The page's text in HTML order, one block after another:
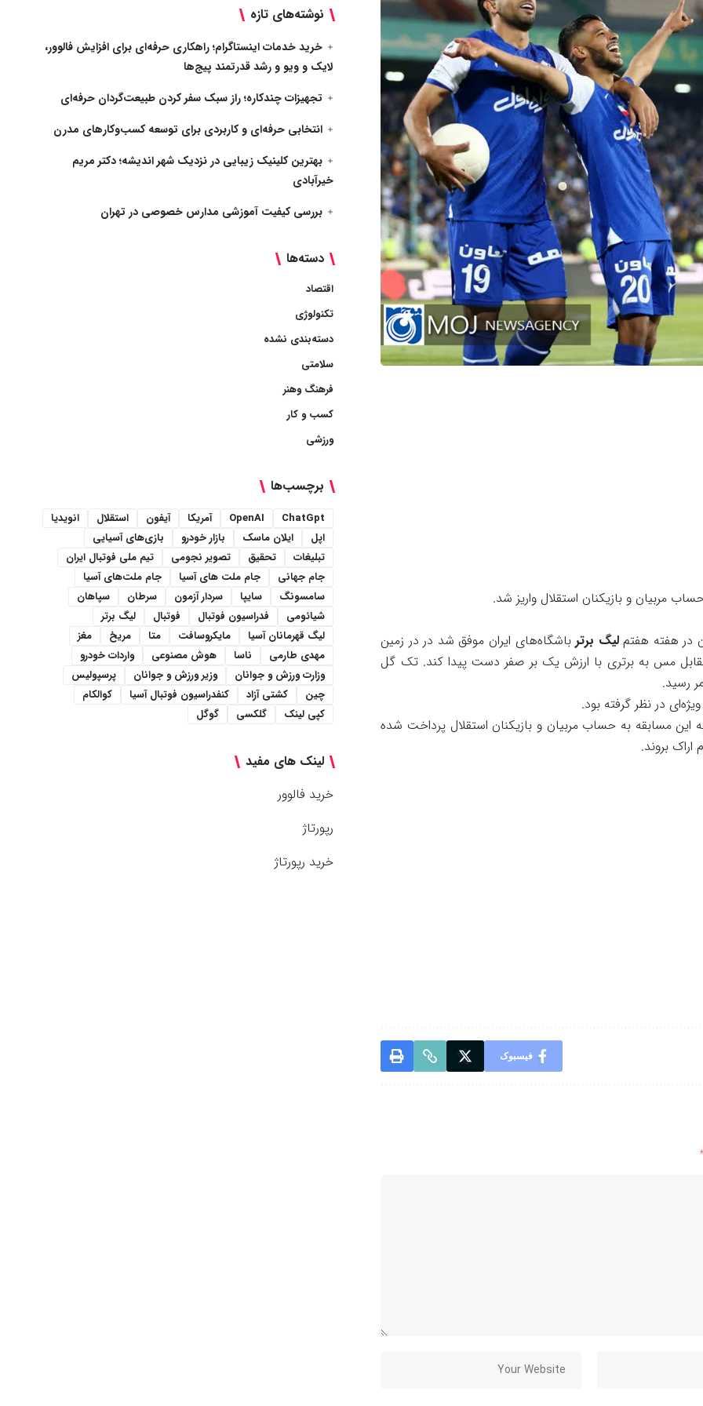
مربیان و بازیکنان استقلال واریز شد.
در هفته هفتملیگ برترباشگاه‌های ایران موفق شد در در زمین
مقابل مس به برتری با ارزش یک بر صفر دست پیدا کند. تک گل
رسید.
در نظر گرفته بود.
این مسابقه به حساب مربیان و بازیکنان استقلال پرداخت شده
اراک بروند.
فیسبوک
*
نوشته‌های تازه
خرید خدمات اینستاگرام؛ راهکاری حرفه‌ای برای افزایش فالوور،
لایک و ویو و رشد قدرتمند پیج‌ها
تجهیزات چندکاره؛ راز سبک سفر کردن طبیعت‌گردان حرفه‌ای
انتخابی حرفه‌ای و کاربردی برای توسعه کسب‌وکارهای مدرن
بهترین کلینیک زیبایی در نزدیک شهر اندیشه؛ دکتر مریم
خیرآبادی
بررسی کیفیت آموزشی مدارس خصوصی در تهران
دسته‌ها
اقتصاد
تکنولوژی
دسته‌بندی نشده
سلامتی
فرهنگ وهنر
کسب و کار
ورزشی
برچسب‌ها
ChatGpt
OpenAI آمریکا آیفون استقلال
انویدیا
اپل
ایلان ماسک بازار خودرو
بازی‌های آسیایی
تبلیغات
تحقیق تصویر نجومی
تیم ملی فوتبال ایران
جام جهانی
جام ملت های آسیا
جام ملت‌های آسیا
سامسونگ
سایپا سردار آزمون سرطان
سپاهان
شیائومی
فدراسیون فوتبال فوتبال
لیگ برتر
لیگ قهرمانان آسیا
مایکروسافت متا مریخ
مغز
مهدی طارمی
ناسا هوش مصنوعی
واردات خودرو
وزارت ورزش و جوانان
وزیر ورزش و جوانان
پرسپولیس
چین
کشتی آزاد کنفدراسیون فوتبال آسیا
کوالکام
کپی لینک
گلکسی گوگل
لینک های مفید
خرید فالوور
رپورتاژ
خرید رپورتاژ